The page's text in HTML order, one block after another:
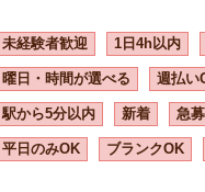
未経験者歓迎 1日4h以内
曜日・時間が選べる 週払い
駅から5分以内 新着 急募
平日のみOK ブランクOK